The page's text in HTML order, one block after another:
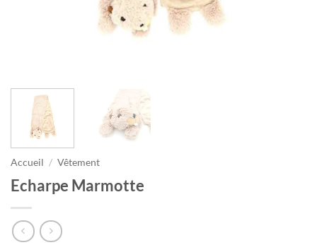
Accueil / Vêtement
Echarpe Marmotte